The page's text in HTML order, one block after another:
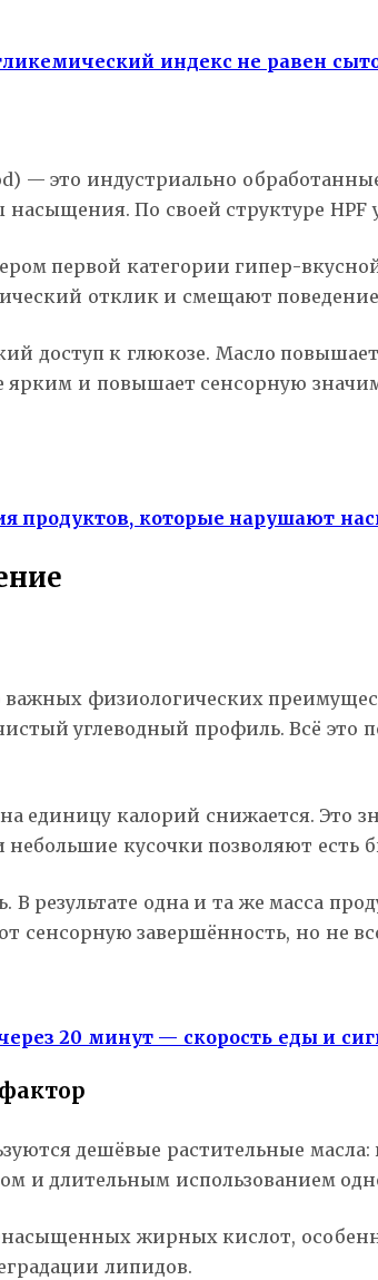
индекс не равен
— это индустриально
По своей структуре HPF
первой категории гипер-
отклик и смещают
доступ к глюкозе. Масло
ярким и повышает сенсорную
продуктов, которые нарушают
важных физиологических
углеводный профиль. Всё это
единицу калорий снижается. Это
небольшие кусочки позволяют
В результате одна и та же масса
сенсорную завершённость, но не
20 минут — скорость еды и
дешёвые растительные
и длительным использованием
жирных кислот,
липидов.